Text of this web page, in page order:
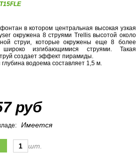
в котором центральная высокая узкая
окружена 8 струями Trellis высотой около
струи, которые окружены еще 8 более
изгибающимися струями. Такая
создает эффект пирамиды.
водоема составляет 1,5 м.
руб
Имеется
шт.